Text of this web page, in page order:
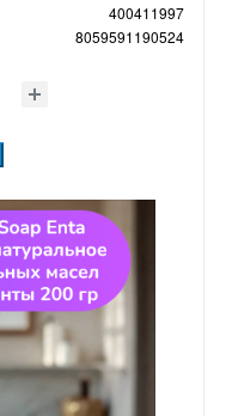
400411997
8059591190524